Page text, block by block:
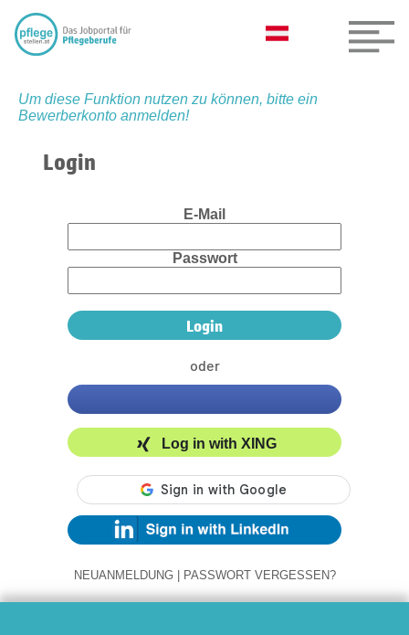
Um diese Funktion nutzen zu können, bitte ein
Bewerberkonto anmelden!
Login
E-Mail
Passwort
oder
Log in with XING
NEUANMELDUNG | PASSWORT VERGESSEN?